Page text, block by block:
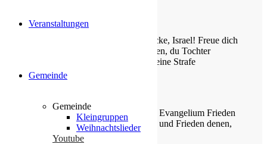
Veranstaltungen
Gemeinde
Gemeinde
Kleingruppen
Weihnachtslieder
Youtube
Jauchze, du Tochter Zion! Frohlocke, Israel! Freue dich
und sei fröhlich von ganzem Herzen, du Tochter
Jerusalem! Denn der HERR hat deine Strafe
weggenommen.
Christus ist gekommen und hat im Evangelium Frieden
verkündigt euch, die ihr fern wart, und Frieden denen,
die nahe waren.